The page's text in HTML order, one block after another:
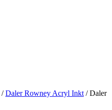
/Daler Rowney Acryl Inkt / Daler